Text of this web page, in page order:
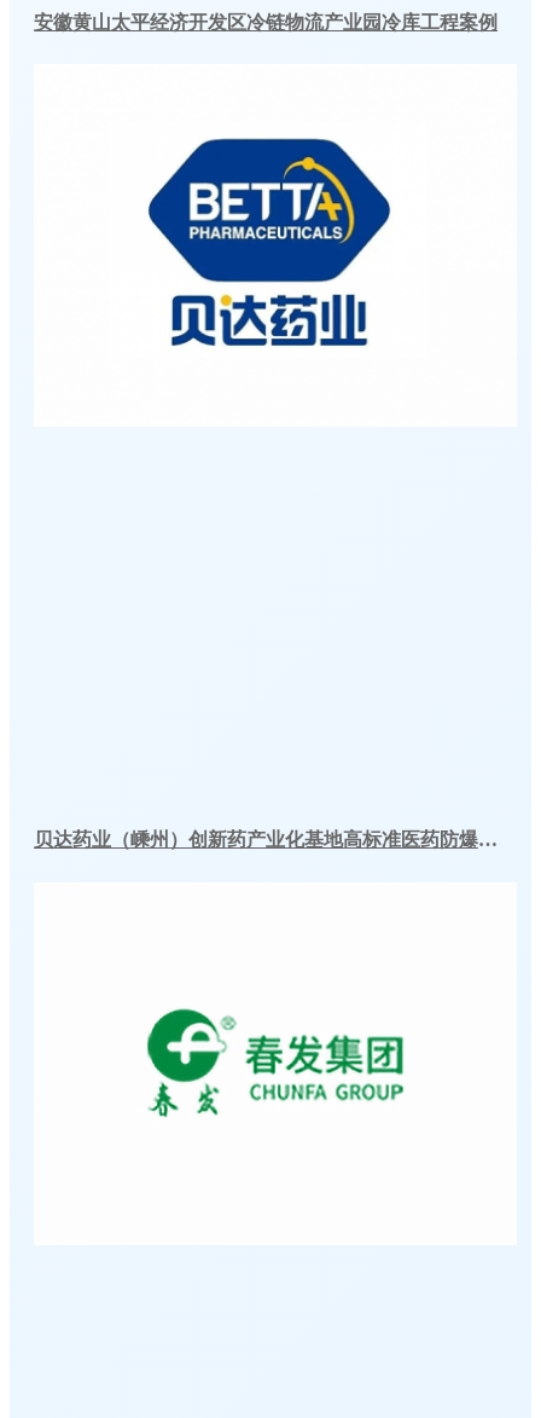
安徽黄山太平经济开发区冷链物流产业园冷库工程案例
贝达药业（嵊州）创新药产业化基地高标准医药防爆冷库建造工程案例